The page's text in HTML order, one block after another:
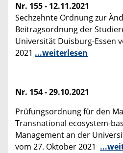
Nr. 155 - 12.11.2021
Sechzehnte Ordnung zur
Beitragsordnung der
Universität Duisburg-Essen
2021 ...weiterlesen
Nr. 154 - 29.10.2021
Prüfungsordnung für den
Transnational ecosystem-
Management an der
vom 27. Oktober 2021